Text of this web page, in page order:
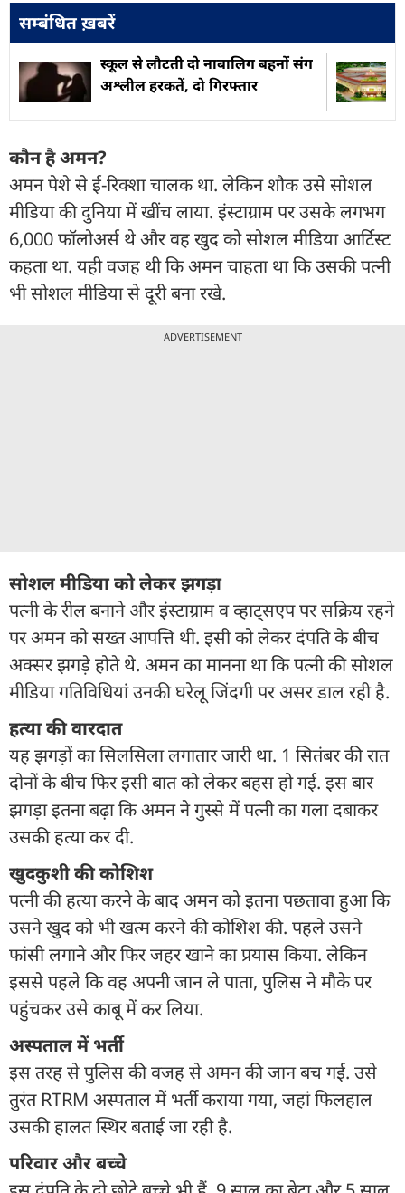
सम्बंधित ख़बरें
स्कूल से लौटती दो नाबालिग बहनों संग
अश्लील हरकतें, दो गिरफ्तार
कौन है अमन?
अमन पेशे से ई-रिक्शा चालक था. लेकिन शौक उसे सोशल
मीडिया की दुनिया में खींच लाया. इंस्टाग्राम पर उसके लगभग
6,000 फॉलोअर्स थे और वह खुद को सोशल मीडिया आर्टिस्ट
कहता था. यही वजह थी कि अमन चाहता था कि उसकी पत्नी
भी सोशल मीडिया से दूरी बना रखे.
ADVERTISEMENT
सोशल मीडिया को लेकर झगड़ा
पत्नी के रील बनाने और इंस्टाग्राम व व्हाट्सएप पर सक्रिय रहने
पर अमन को सख्त आपत्ति थी. इसी को लेकर दंपति के बीच
अक्सर झगड़े होते थे. अमन का मानना था कि पत्नी की सोशल
मीडिया गतिविधियां उनकी घरेलू जिंदगी पर असर डाल रही है.
हत्या की वारदात
यह झगड़ों का सिलसिला लगातार जारी था. 1 सितंबर की रात
दोनों के बीच फिर इसी बात को लेकर बहस हो गई. इस बार
झगड़ा इतना बढ़ा कि अमन ने गुस्से में पत्नी का गला दबाकर
उसकी हत्या कर दी.
खुदकुशी की कोशिश
पत्नी की हत्या करने के बाद अमन को इतना पछतावा हुआ कि
उसने खुद को भी खत्म करने की कोशिश की. पहले उसने
फांसी लगाने और फिर जहर खाने का प्रयास किया. लेकिन
इससे पहले कि वह अपनी जान ले पाता, पुलिस ने मौके पर
पहुंचकर उसे काबू में कर लिया.
अस्पताल में भर्ती
इस तरह से पुलिस की वजह से अमन की जान बच गई. उसे
तुरंत RTRM अस्पताल में भर्ती कराया गया, जहां फिलहाल
उसकी हालत स्थिर बताई जा रही है.
परिवार और बच्चे